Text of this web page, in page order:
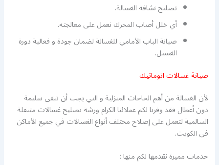
تصليح نشافة الغسالة.
أي خلل أصاب المحرك نعمل على معالجته.
صيانة الباب الأمامي للغسالة لضمان جودة و فعالية دورة
الغسيل.
صيانة غسالات اتوماتيك
لأن الغسالة من أهم الحاجات المنزلية و التي يجب أن تبقى سليمة
دون أعطال فقد وفرنا لكم عملائنا الكرام ورشة تصليح غسالات متنقلة
السالمية لتعمل على إصلاح مختلف أنواع الغسالات في جميع الأماكن
في الكويت.
خدمات مميزة نقدمها لكم منها :